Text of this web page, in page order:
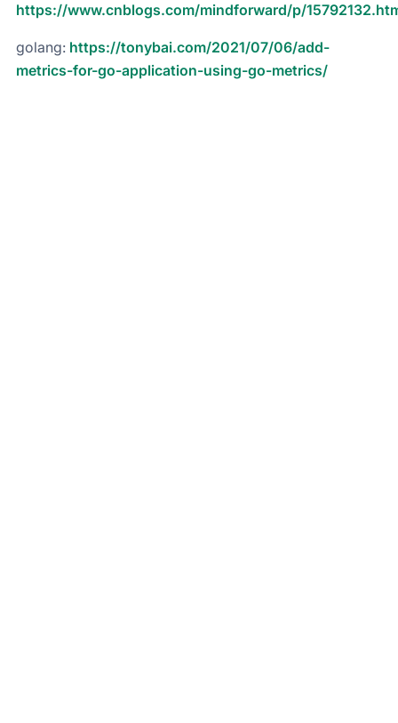
https://www.cnblogs.com/mindforward/p/
golang: https://tonybai.com/2021/07/06/add-
metrics-for-go-application-using-go-metrics/